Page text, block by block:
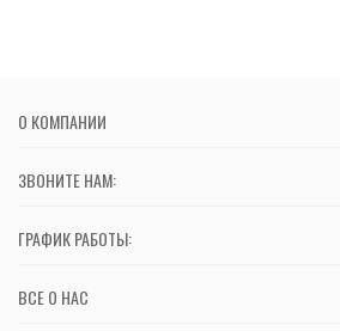
О КОМПАНИИ
ЗВОНИТЕ НАМ:
ГРАФИК РАБОТЫ:
ВСЕ О НАС